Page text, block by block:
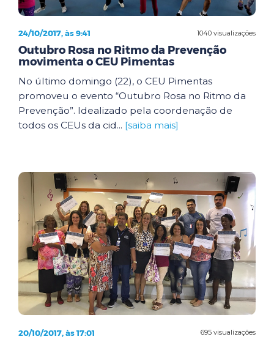
1040 visualizações
24/10/2017, às 9:41
Outubro Rosa no Ritmo da Prevenção
movimenta o CEU Pimentas
No último domingo (22), o CEU Pimentas
promoveu o evento “Outubro Rosa no Ritmo da
Prevenção”. Idealizado pela coordenação de
todos os CEUs da cid... [saiba mais]
695 visualizações
20/10/2017, às 17:01